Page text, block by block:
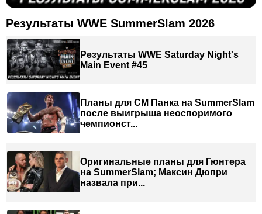
Результаты WWE SummerSlam 2026
Результаты WWE Saturday Night's
Main Event #45
Планы для СМ Панка на SummerSlam
после выигрыша неоспоримого
чемпионст...
Оригинальные планы для Гюнтера
на SummerSlam; Максин Дюпри
назвала при...